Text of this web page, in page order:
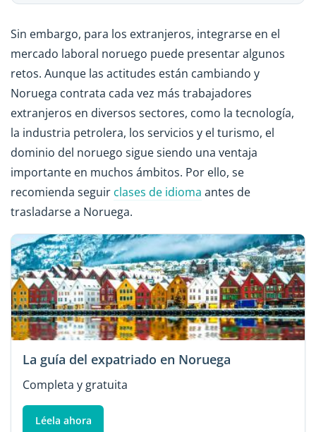
Sin embargo, para los extranjeros, integrarse en el
mercado laboral noruego puede presentar algunos
retos. Aunque las actitudes están cambiando y
Noruega contrata cada vez más trabajadores
extranjeros en diversos sectores, como la tecnología,
la industria petrolera, los servicios y el turismo, el
dominio del noruego sigue siendo una ventaja
importante en muchos ámbitos. Por ello, se
recomienda seguir clases de idioma antes de
trasladarse a Noruega.
La guía del expatriado en Noruega
Completa y gratuita
Léela ahora